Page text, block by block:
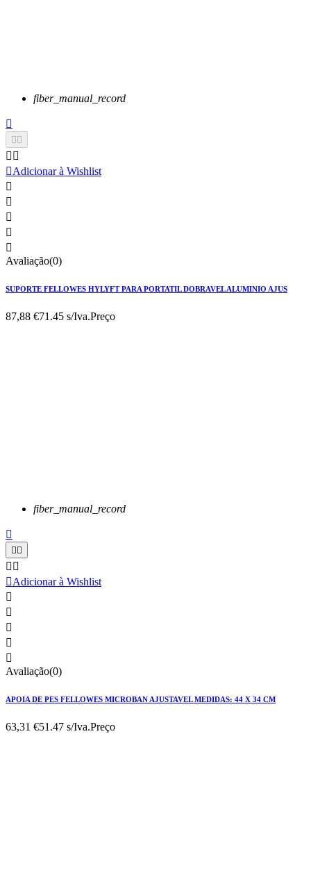
fiber_manual_record


 
Adicionar à Wishlist





Avaliação(0)
SUPORTE FELLOWES HYLYFT PARA PORTATIL DOBRAVEL ALUMINIO AJUS
87,88 €71.45 s/Iva.Preço
fiber_manual_record


 
Adicionar à Wishlist





Avaliação(0)
APOIA DE PES FELLOWES MICROBAN AJUSTAVEL MEDIDAS: 44 X 34 CM
63,31 €51.47 s/Iva.Preço